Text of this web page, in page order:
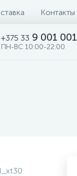
Контакты
+375 33 9 001 001
ПН-ВС 10:00-22:00